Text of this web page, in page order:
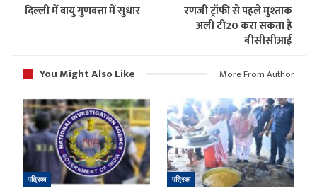
दिल्ली में वायु गुणवत्ता में सुधार
रणजी ट्रॉफी से पहले मुश्‍ताक
अली टी20 करा सकता है
बीसीसीआई
You Might Also Like
More From Author
पत्रिका पत्रिका